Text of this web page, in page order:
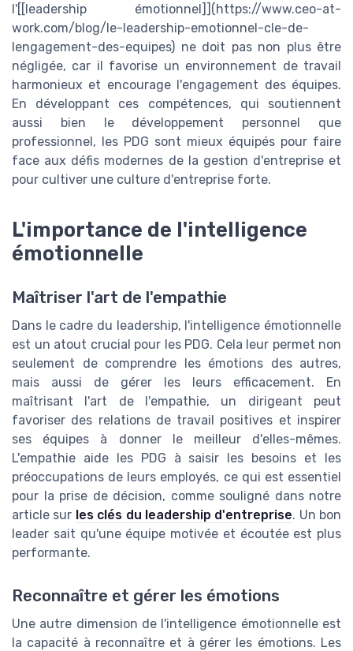
l'[[leadership émotionnel]](https://www.ceo-at-
work.com/blog/le-leadership-emotionnel-cle-de-
lengagement-des-equipes) ne doit pas non plus être
négligée, car il favorise un environnement de travail
harmonieux et encourage l'engagement des équipes.
En développant ces compétences, qui soutiennent
aussi bien le développement personnel que
professionnel, les PDG sont mieux équipés pour faire
face aux défis modernes de la gestion d'entreprise et
pour cultiver une culture d'entreprise forte.
L'importance de l'intelligence
émotionnelle
Maîtriser l'art de l'empathie
Dans le cadre du leadership, l'intelligence émotionnelle
est un atout crucial pour les PDG. Cela leur permet non
seulement de comprendre les émotions des autres,
mais aussi de gérer les leurs efficacement. En
maîtrisant l'art de l'empathie, un dirigeant peut
favoriser des relations de travail positives et inspirer
ses équipes à donner le meilleur d'elles-mêmes.
L'empathie aide les PDG à saisir les besoins et les
préoccupations de leurs employés, ce qui est essentiel
pour la prise de décision, comme souligné dans notre
article sur les clés du leadership d'entreprise. Un bon
leader sait qu'une équipe motivée et écoutée est plus
performante.
Reconnaître et gérer les émotions
Une autre dimension de l'intelligence émotionnelle est
la capacité à reconnaître et à gérer les émotions. Les